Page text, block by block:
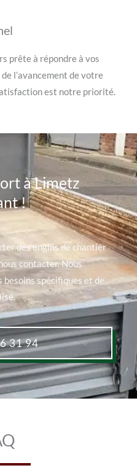
prête à répondre à vos
l’avancement de votre
est notre priorité.
à Limetz
!
des engins de chantier
contacter. Nous
spécifiques et de
31 94